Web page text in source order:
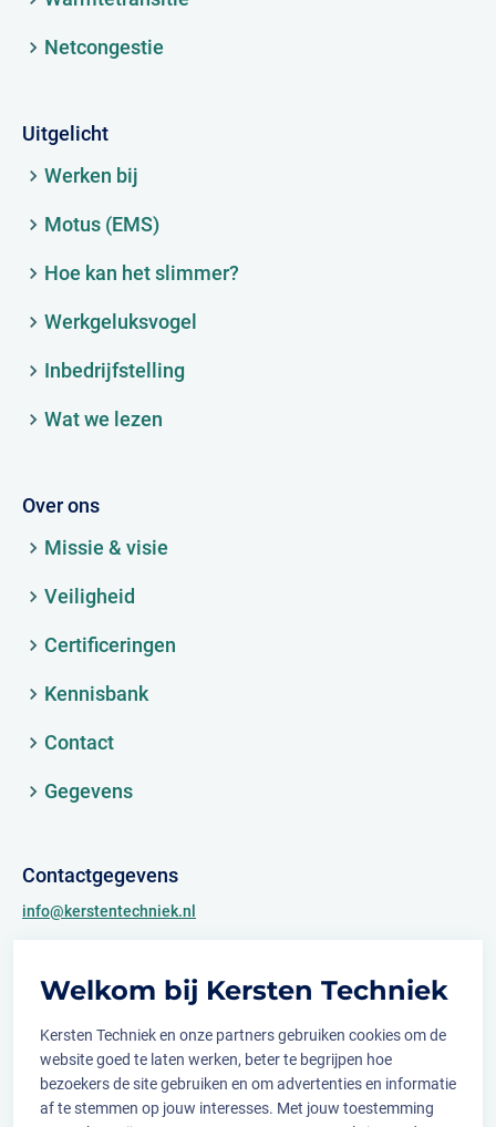
Welkom bij Kersten Techniek
Kersten Techniek en onze partners gebruiken cookies om de
website goed te laten werken, beter te begrijpen hoe
bezoekers de site gebruiken en om advertenties en informatie
af te stemmen op jouw interesses. Met jouw toestemming
Netcongestie
Uitgelicht
Werken bij
Motus (EMS)
Hoe kan het slimmer?
Werkgeluksvogel
Inbedrijfstelling
Wat we lezen
Over ons
Missie & visie
Veiligheid
Certificeringen
Kennisbank
Contact
Gegevens
Contactgegevens
info@kerstentechniek.nl
Archimedesweg 2
Volg ons op